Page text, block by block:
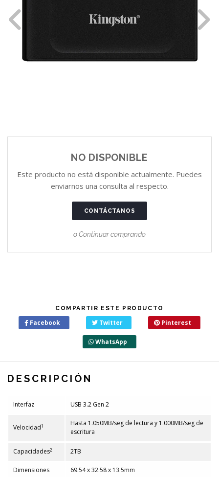
NO DISPONIBLE
Este producto no está disponible actualmente. Puedes
enviarnos una consulta al respecto.
CONTÁCTANOS
o Continuar comprando
COMPARTIR ESTE PRODUCTO
Facebook Twitter Pinterest
WhatsApp
DESCRIPCIÓN
Interfaz USB 3.2 Gen 2
Velocidad1
Hasta 1.050MB/seg de lectura y 1.000MB/seg de
escritura
Capacidades2 2TB
Dimensiones 69.54 x 32.58 x 13.5mm